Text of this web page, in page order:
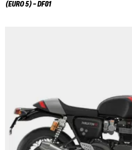
(EURO 5) - DF01